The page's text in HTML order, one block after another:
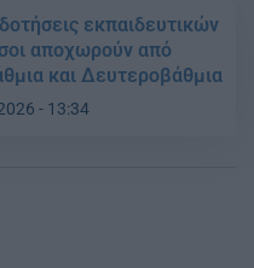
εκπαιδευτικών
αποχωρούν από
και Δευτεροβάθμια
- 13:34